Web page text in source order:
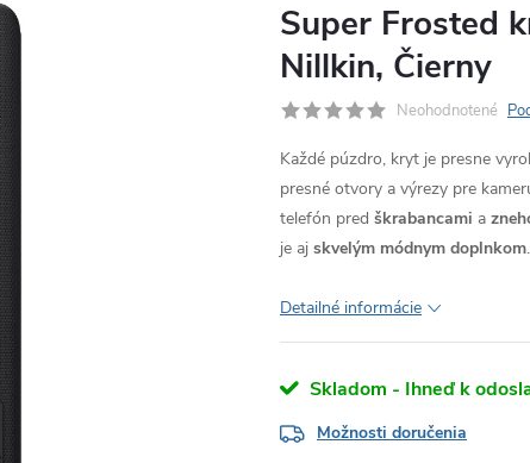
Super Frosted
Nillkin, Čierny
Neohodnotené
Každé púzdro, kryt je presne
presné otvory a výrezy pre
telefón pred škrabancami a
je aj skvelým módnym doplnkom.
Detailné informácie
Skladom - Ihneď k
Možnosti doručenia